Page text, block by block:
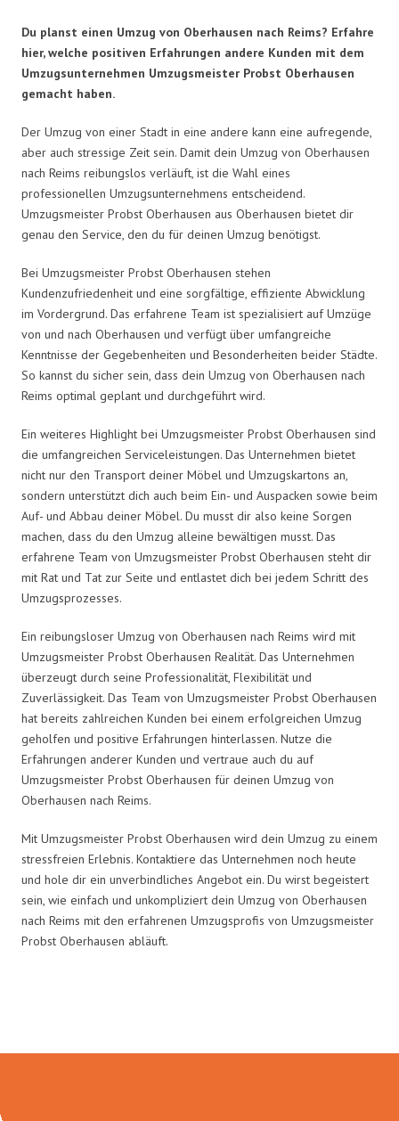
Du planst einen Umzug von Oberhausen nach Reims? Erfahre
hier, welche positiven Erfahrungen andere Kunden mit dem
Umzugsunternehmen Umzugsmeister Probst Oberhausen
gemacht haben.
Der Umzug von einer Stadt in eine andere kann eine aufregende,
aber auch stressige Zeit sein. Damit dein Umzug von Oberhausen
nach Reims reibungslos verläuft, ist die Wahl eines
professionellen Umzugsunternehmens entscheidend.
Umzugsmeister Probst Oberhausen aus Oberhausen bietet dir
genau den Service, den du für deinen Umzug benötigst.
Bei Umzugsmeister Probst Oberhausen stehen
Kundenzufriedenheit und eine sorgfältige, effiziente Abwicklung
im Vordergrund. Das erfahrene Team ist spezialisiert auf Umzüge
von und nach Oberhausen und verfügt über umfangreiche
Kenntnisse der Gegebenheiten und Besonderheiten beider Städte.
So kannst du sicher sein, dass dein Umzug von Oberhausen nach
Reims optimal geplant und durchgeführt wird.
Ein weiteres Highlight bei Umzugsmeister Probst Oberhausen sind
die umfangreichen Serviceleistungen. Das Unternehmen bietet
nicht nur den Transport deiner Möbel und Umzugskartons an,
sondern unterstützt dich auch beim Ein- und Auspacken sowie beim
Auf- und Abbau deiner Möbel. Du musst dir also keine Sorgen
machen, dass du den Umzug alleine bewältigen musst. Das
erfahrene Team von Umzugsmeister Probst Oberhausen steht dir
mit Rat und Tat zur Seite und entlastet dich bei jedem Schritt des
Umzugsprozesses.
Ein reibungsloser Umzug von Oberhausen nach Reims wird mit
Umzugsmeister Probst Oberhausen Realität. Das Unternehmen
überzeugt durch seine Professionalität, Flexibilität und
Zuverlässigkeit. Das Team von Umzugsmeister Probst Oberhausen
hat bereits zahlreichen Kunden bei einem erfolgreichen Umzug
geholfen und positive Erfahrungen hinterlassen. Nutze die
Erfahrungen anderer Kunden und vertraue auch du auf
Umzugsmeister Probst Oberhausen für deinen Umzug von
Oberhausen nach Reims.
Mit Umzugsmeister Probst Oberhausen wird dein Umzug zu einem
stressfreien Erlebnis. Kontaktiere das Unternehmen noch heute
und hole dir ein unverbindliches Angebot ein. Du wirst begeistert
sein, wie einfach und unkompliziert dein Umzug von Oberhausen
nach Reims mit den erfahrenen Umzugsprofis von Umzugsmeister
Probst Oberhausen abläuft.